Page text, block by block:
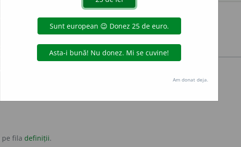
masculin
substantiv feminin
pe fila definiții.
Am donat deja.